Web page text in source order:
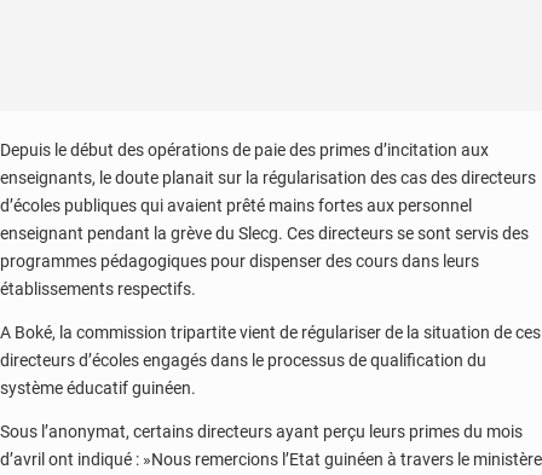
Depuis le début des opérations de paie des primes d’incitation aux
enseignants, le doute planait sur la régularisation des cas des directeurs
d’écoles publiques qui avaient prêté mains fortes aux personnel
enseignant pendant la grève du Slecg. Ces directeurs se sont servis des
programmes pédagogiques pour dispenser des cours dans leurs
établissements respectifs.
A Boké, la commission tripartite vient de régulariser de la situation de ces
directeurs d’écoles engagés dans le processus de qualification du
système éducatif guinéen.
Sous l’anonymat, certains directeurs ayant perçu leurs primes du mois
d’avril ont indiqué : »Nous remercions l’Etat guinéen à travers le ministère